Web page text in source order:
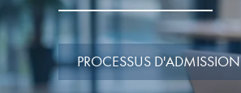
PROCESSUS D'ADMISSION